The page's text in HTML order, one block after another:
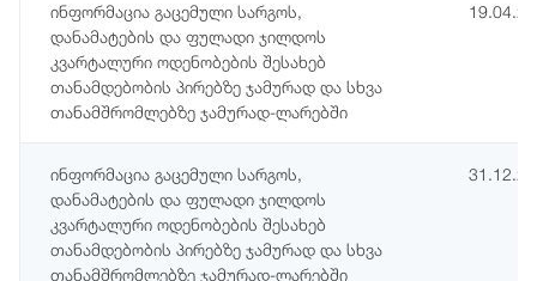
ინფორმაცია გაცემული სარგოს,
დანამატების და ფულადი ჯილდოს
კვარტალური ოდენობების შესახებ
თანამდებობის პირებზე ჯამურად და სხვა
თანამშრომლებზე ჯამურად-ლარებში
ინფორმაცია გაცემული სარგოს,
დანამატების და ფულადი ჯილდოს
კვარტალური ოდენობების შესახებ
თანამდებობის პირებზე ჯამურად და სხვა
თანამშრომლებზე ჯამურად-ლარებში